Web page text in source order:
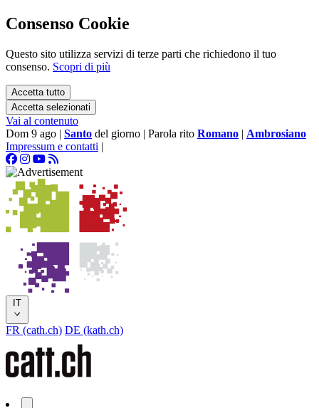
Consenso Cookie
Questo sito utilizza servizi di terze parti che richiedono il tuo
consenso. Scopri di più
Accetta tutto
Accetta selezionati
Vai al contenuto
Dom 9 ago | Santo del giorno | Parola rito Romano | Ambrosiano
Impressum e contatti |
IT
FR (cath.ch) DE (kath.ch)